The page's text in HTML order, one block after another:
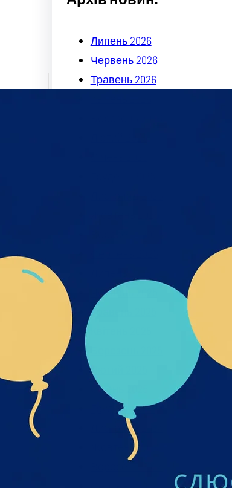
Липень 2026
Червень 2026
Травень 2026
Червень 2025
Травень 2025
Лютий 2025
Січень 2025
Грудень 2024
Листопад 2024
Жовтень 2024